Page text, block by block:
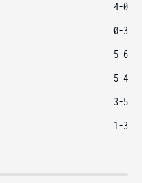
4-0
0-3
5-6
5-4
3-5
1-3